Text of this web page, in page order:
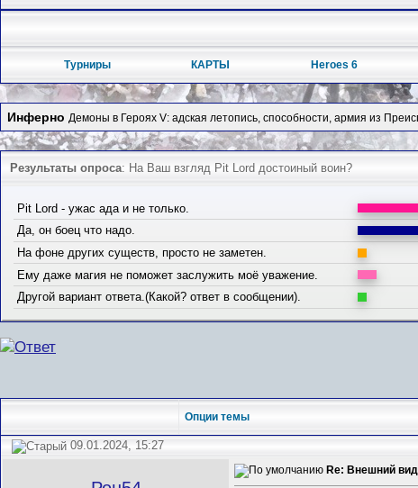
Турниры КАРТЫ Heroes 6
Инферно Демоны в Героях V: адская летопись, способности, армия из
Результаты опроса: На Ваш взгляд Pit Lord достоиный воин?
Pit Lord - ужас ада и не только.
Да, он боец что надо.
На фоне других существ, просто не заметен.
Ему даже магия не поможет заслужить моё уважение.
Другой вариант ответа.(Какой? ответ в сообщении).
Опции темы
09.01.2024, 15:27
Re: Внешний